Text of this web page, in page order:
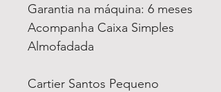
Garantia na máquina: 6 meses
Acompanha Caixa Simples
Almofadada
Cartier Santos Pequeno